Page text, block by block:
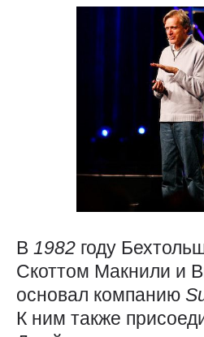
В 1982 году
Скоттом Макнили и
основал компанию
К ним также